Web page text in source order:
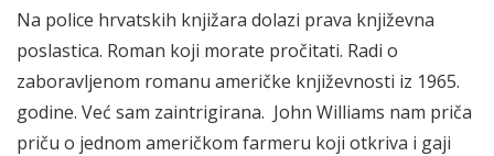
Na police hrvatskih knjižara dolazi prava književna
poslastica. Roman koji morate pročitati. Radi o
zaboravljenom romanu američke književnosti iz 1965.
godine. Već sam zaintrigirana. John Williams nam priča
priču o jednom američkom farmeru koji otkriva i gaji